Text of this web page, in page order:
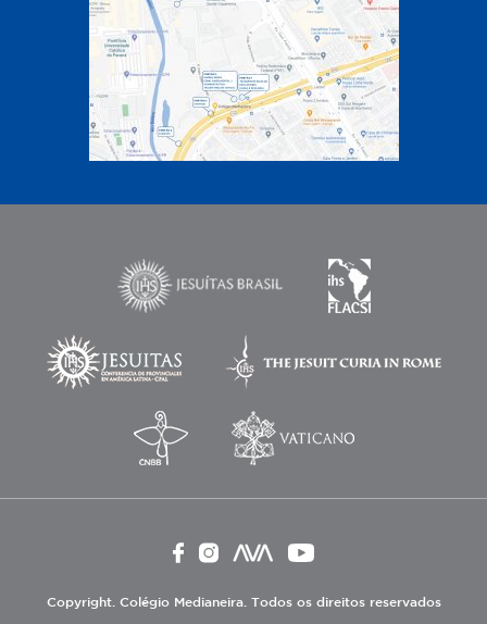
Copyright. Colégio Medianeira. Todos os direitos reservados